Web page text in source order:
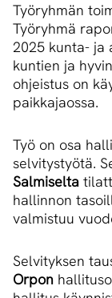
Työryhmän
Työryhmä
2025 kunta- ja
kuntien ja
ohjeistus on
paikkajaossa.
Työ on osa
selvitystyötä.
Salmiselta
hallinnon
valmistuu
Selvityksen
Orpon